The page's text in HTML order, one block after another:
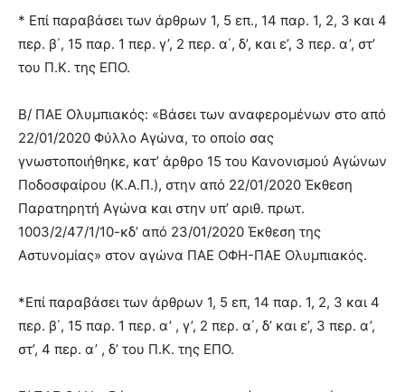
* Επί παραβάσει των άρθρων 1, 5 επ., 14 παρ. 1, 2, 3 και 4
περ. β΄, 15 παρ. 1 περ. γ’, 2 περ. α΄, δ’, και ε’, 3 περ. α’, στ’
του Π.Κ. της ΕΠΟ.
Β/ ΠΑΕ Ολυμπιακός: «Βάσει των αναφερομένων στο από
22/01/2020 Φύλλο Αγώνα, το οποίο σας
γνωστοποιήθηκε, κατ’ άρθρο 15 του Κανονισμού Αγώνων
Ποδοσφαίρου (Κ.Α.Π.), στην από 22/01/2020 Έκθεση
Παρατηρητή Αγώνα και στην υπ’ αριθ. πρωτ.
1003/2/47/1/10-κδ’ από 23/01/2020 Έκθεση της
Αστυνομίας» στον αγώνα ΠΑΕ ΟΦΗ-ΠΑΕ Ολυμπιακός.
*Επί παραβάσει των άρθρων 1, 5 επ, 14 παρ. 1, 2, 3 και 4
περ. β΄, 15 παρ. 1 περ. α’ , γ’, 2 περ. α΄, δ’ και ε’, 3 περ. α’,
στ’, 4 περ. α’ , δ’ του Π.Κ. της ΕΠΟ.